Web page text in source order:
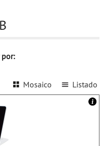
por:
Listado
Mosaico